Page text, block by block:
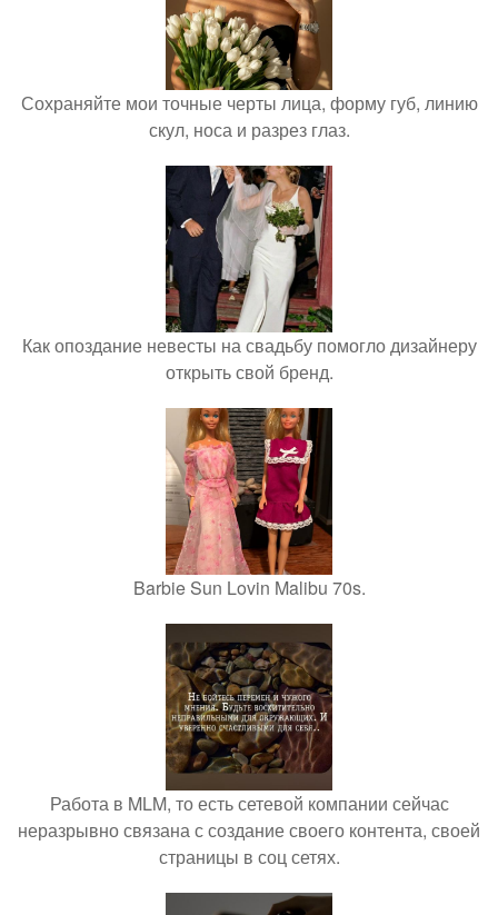
Сохраняйте мои точные черты лица, форму губ, линию
скул, носа и разрез глаз.
Как опоздание невесты на свадьбу помогло дизайнеру
открыть свой бренд.
Barbie Sun Lovin Malibu 70s.
Работа в MLM, то есть сетевой компании сейчас
неразрывно связана с создание своего контента, своей
страницы в соц сетях.